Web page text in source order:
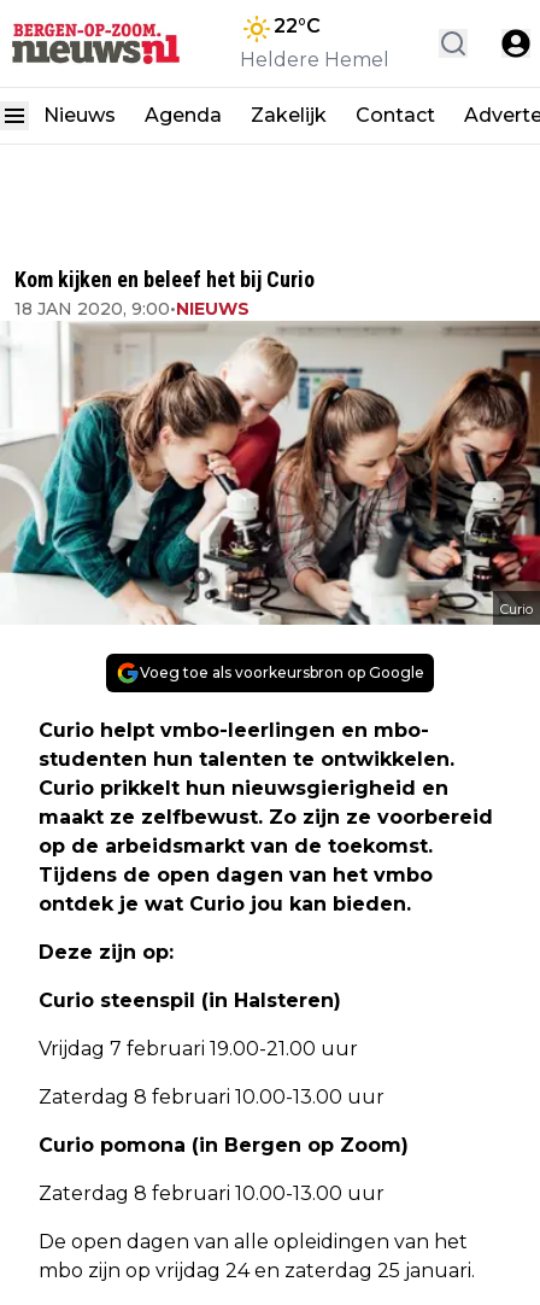
22°C
Heldere Hemel
Nieuws Agenda Zakelijk Contact
Kom kijken en beleef het bij Curio
18 JAN 2020, 9:00•NIEUWS
Curio
Voeg toe als voorkeursbron op Google
Curio helpt vmbo-leerlingen en mbo-
studenten hun talenten te ontwikkelen.
Curio prikkelt hun nieuwsgierigheid en
maakt ze zelfbewust. Zo zijn ze voorbereid
op de arbeidsmarkt van de toekomst.
Tijdens de open dagen van het vmbo
ontdek je wat Curio jou kan bieden.
Deze zijn op:
Curio steenspil (in Halsteren)
Vrijdag 7 februari 19.00-21.00 uur
Zaterdag 8 februari 10.00-13.00 uur
Curio pomona (in Bergen op Zoom)
Zaterdag 8 februari 10.00-13.00 uur
De open dagen van alle opleidingen van het
mbo zijn op vrijdag 24 en zaterdag 25 januari.